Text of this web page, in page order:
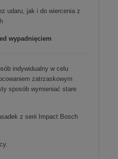
udaru, jak i do wiercenia z
wypadnięciem
indywidualny w celu
zatrzaskowym
sposób wymieniać stare
z serii Impact Bosch